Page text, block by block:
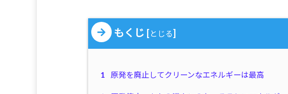
もくじ [とじる]
1 原発を廃止してクリーンなエネルギーは最高